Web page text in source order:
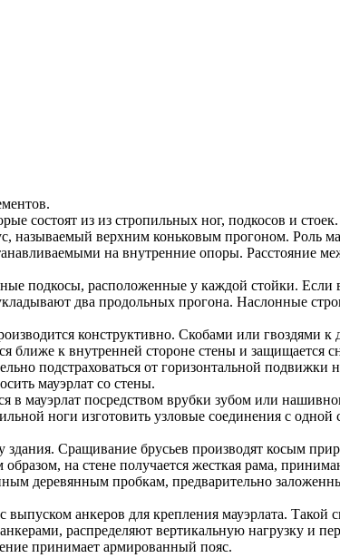
состоят из из стропильных ног, подкосов и
верхним коньковым прогоном. Роль
на внутренние опоры. Расстояние
подкосы, расположенные у каждой стойки.
два продольных прогона. Наслонные
конструктивно. Скобами или гвоздями
ближе к внутренней стороне стены и
подстраховаться от горизонтальной подвижки
мауэрлат со стены.
мауэрлат посредством врубки зубом или
ноги изготовить узловые соединения с
Сращивание брусьев производят косым
на стене получается жесткая рама,
деревянным пробкам, предварительно
анкеров для крепления мауэрлата. Такой
распределяют вертикальную нагрузку и
принимает армированный пояс.